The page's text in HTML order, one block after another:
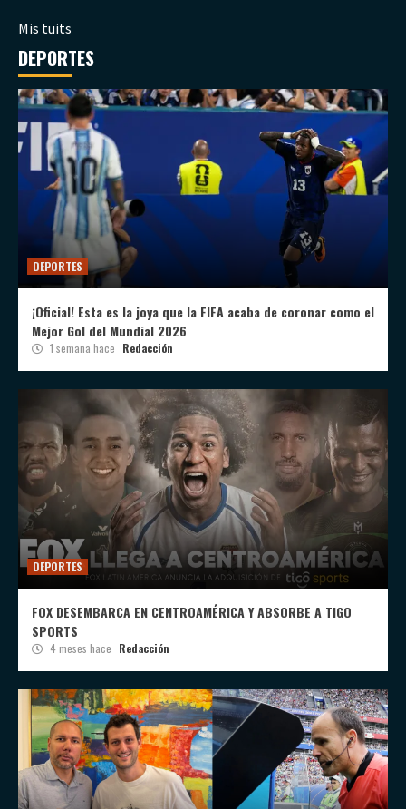
Mis tuits
DEPORTES
DEPORTES
¡Oficial! Esta es la joya que la FIFA acaba de coronar como el
Mejor Gol del Mundial 2026
1 semana hace Redacción
DEPORTES
FOX DESEMBARCA EN CENTROAMÉRICA Y ABSORBE A TIGO
SPORTS
4 meses hace Redacción